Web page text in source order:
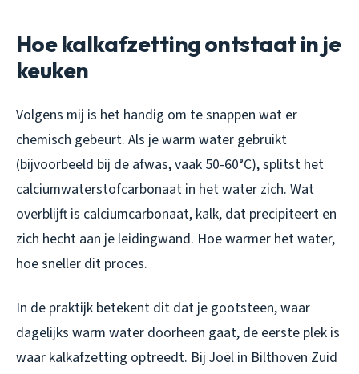
Hoe kalkafzetting ontstaat in je
keuken
Volgens mij is het handig om te snappen wat er
chemisch gebeurt. Als je warm water gebruikt
(bijvoorbeeld bij de afwas, vaak 50-60°C), splitst het
calciumwaterstofcarbonaat in het water zich. Wat
overblijft is calciumcarbonaat, kalk, dat precipiteert en
zich hecht aan je leidingwand. Hoe warmer het water,
hoe sneller dit proces.
In de praktijk betekent dit dat je gootsteen, waar
dagelijks warm water doorheen gaat, de eerste plek is
waar kalkafzetting optreedt. Bij Joël in Bilthoven Zuid